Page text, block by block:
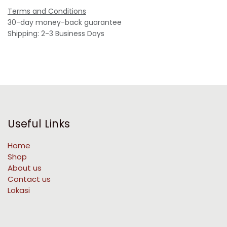
Terms and Conditions
30-day money-back guarantee
Shipping: 2-3 Business Days
Useful Links
Home
Shop
About us
Contact us
Lokasi